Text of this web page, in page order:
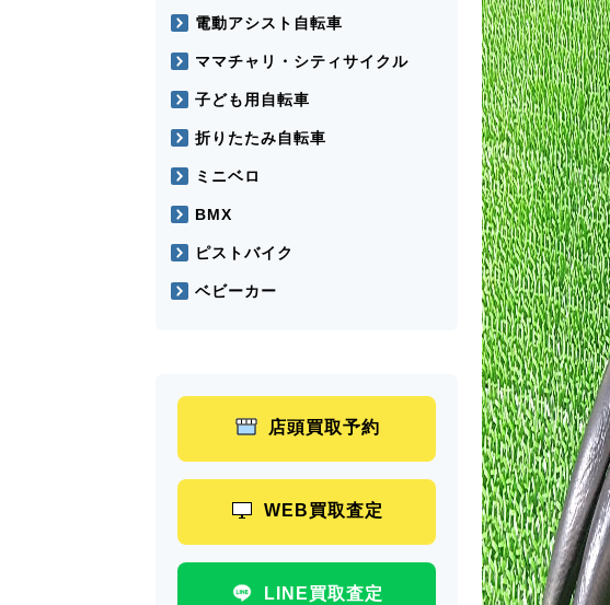
電動アシスト自転車
ママチャリ・シティサイクル
子ども用自転車
折りたたみ自転車
ミニベロ
BMX
ピストバイク
ベビーカー
店頭買取予約
WEB買取査定
LINE買取査定